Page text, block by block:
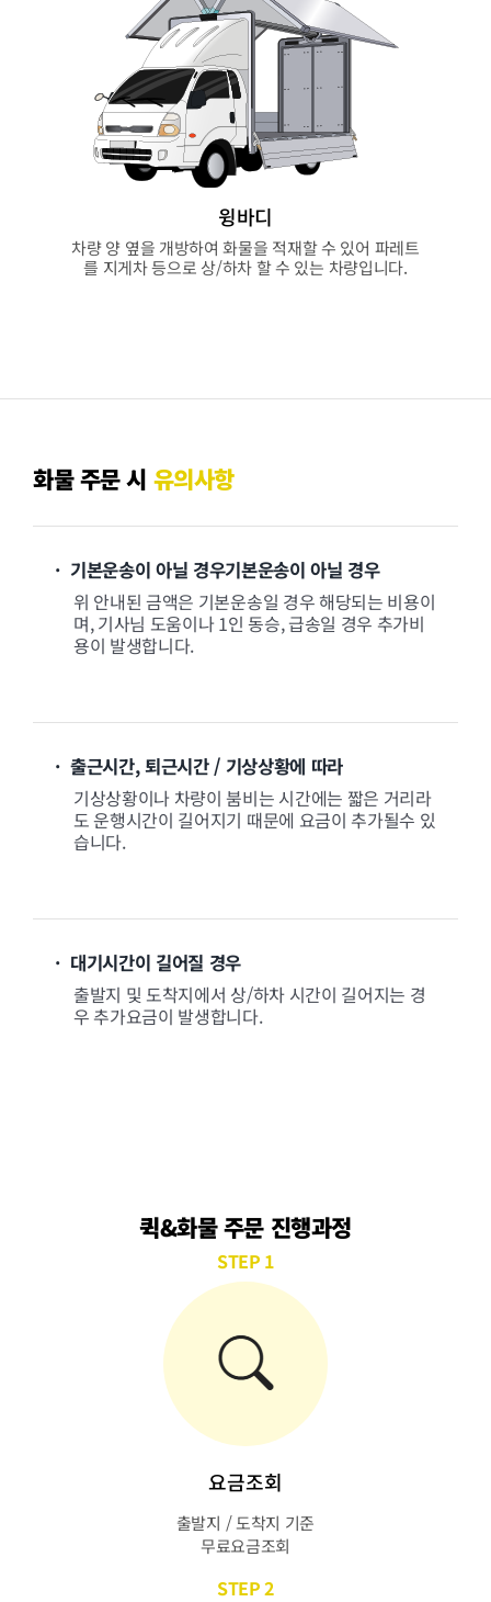
윙바디
차량 양 옆을 개방하여 화물을 적재할 수 있어 파레트
를 지게차 등으로 상/하차 할 수 있는 차량입니다.
화물 주문 시 유의사항
· 기본운송이 아닐 경우기본운송이 아닐 경우
위 안내된 금액은 기본운송일 경우 해당되는 비용이
며, 기사님 도움이나 1인 동승, 급송일 경우 추가비
용이 발생합니다.
· 출근시간, 퇴근시간 / 기상상황에 따라
기상상황이나 차량이 붐비는 시간에는 짧은 거리라
도 운행시간이 길어지기 때문에 요금이 추가될수 있
습니다.
· 대기시간이 길어질 경우
출발지 및 도착지에서 상/하차 시간이 길어지는 경
우 추가요금이 발생합니다.
퀵&화물 주문 진행과정
STEP 1
요금조회
출발지 / 도착지 기준
무료요금조회
STEP 2